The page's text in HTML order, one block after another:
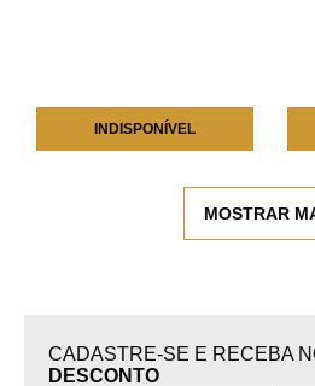
INDISPONÍVEL
MOSTRAR
CADASTRE-SE E RECEBA
DESCONTO